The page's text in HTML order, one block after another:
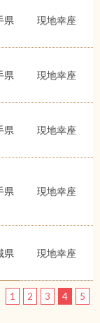
県 現地幸座
県 現地幸座
県 現地幸座
県 現地幸座
県 現地幸座
1 2 3 4 5